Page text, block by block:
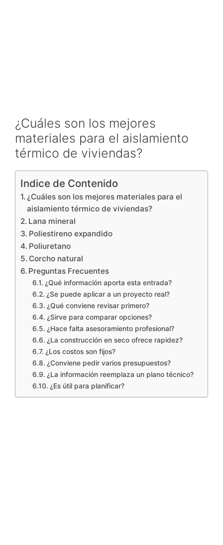
¿Cuáles son los mejores
materiales para el aislamiento
térmico de viviendas?
Indice de Contenido
¿Cuáles son los mejores materiales para el
aislamiento térmico de viviendas?
Lana mineral
Poliestireno expandido
Poliuretano
Corcho natural
Preguntas Frecuentes
¿Qué información aporta esta entrada?
¿Se puede aplicar a un proyecto real?
¿Qué conviene revisar primero?
¿Sirve para comparar opciones?
¿Hace falta asesoramiento profesional?
¿La construcción en seco ofrece rapidez?
¿Los costos son fijos?
¿Conviene pedir varios presupuestos?
¿La información reemplaza un plano técnico?
¿Es útil para planificar?